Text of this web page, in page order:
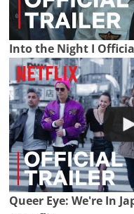
Into the Night I
Queer Eye: We're In